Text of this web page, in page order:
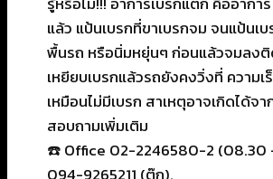
แล้ว แป้นเบรกที่ขาเบรกจม จนแป้นเ
พื้นรถ หรือนิ่มหยุ่นๆ ก่อนแล้วจมลง
เหยียบเบรกแล้วรถยังคงวิ่งที่ ความเ
เหมือนไม่มีเบรก สาเหตุอาจเกิดได้จา
สอบถามเพิ่มเติม
☎️ Office 02-2246580-2 (08.30